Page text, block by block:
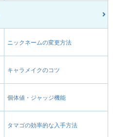
ニックネームの変更方法
キャラメイクのコツ
個体値・ジャッジ機能
タマゴの効率的な入手方法